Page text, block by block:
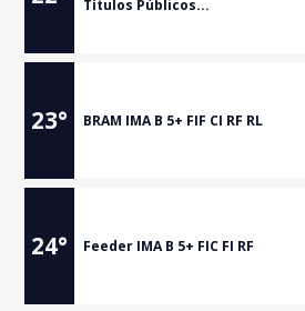
Títulos Públicos...
23° BRAM IMA B 5+ FIF CI RF RL
24° Feeder IMA B 5+ FIC FI RF